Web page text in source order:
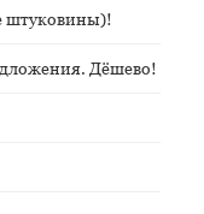
штуковины)!
Дёшево!